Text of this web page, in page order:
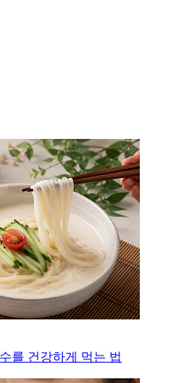
를 건강하게 먹는 법